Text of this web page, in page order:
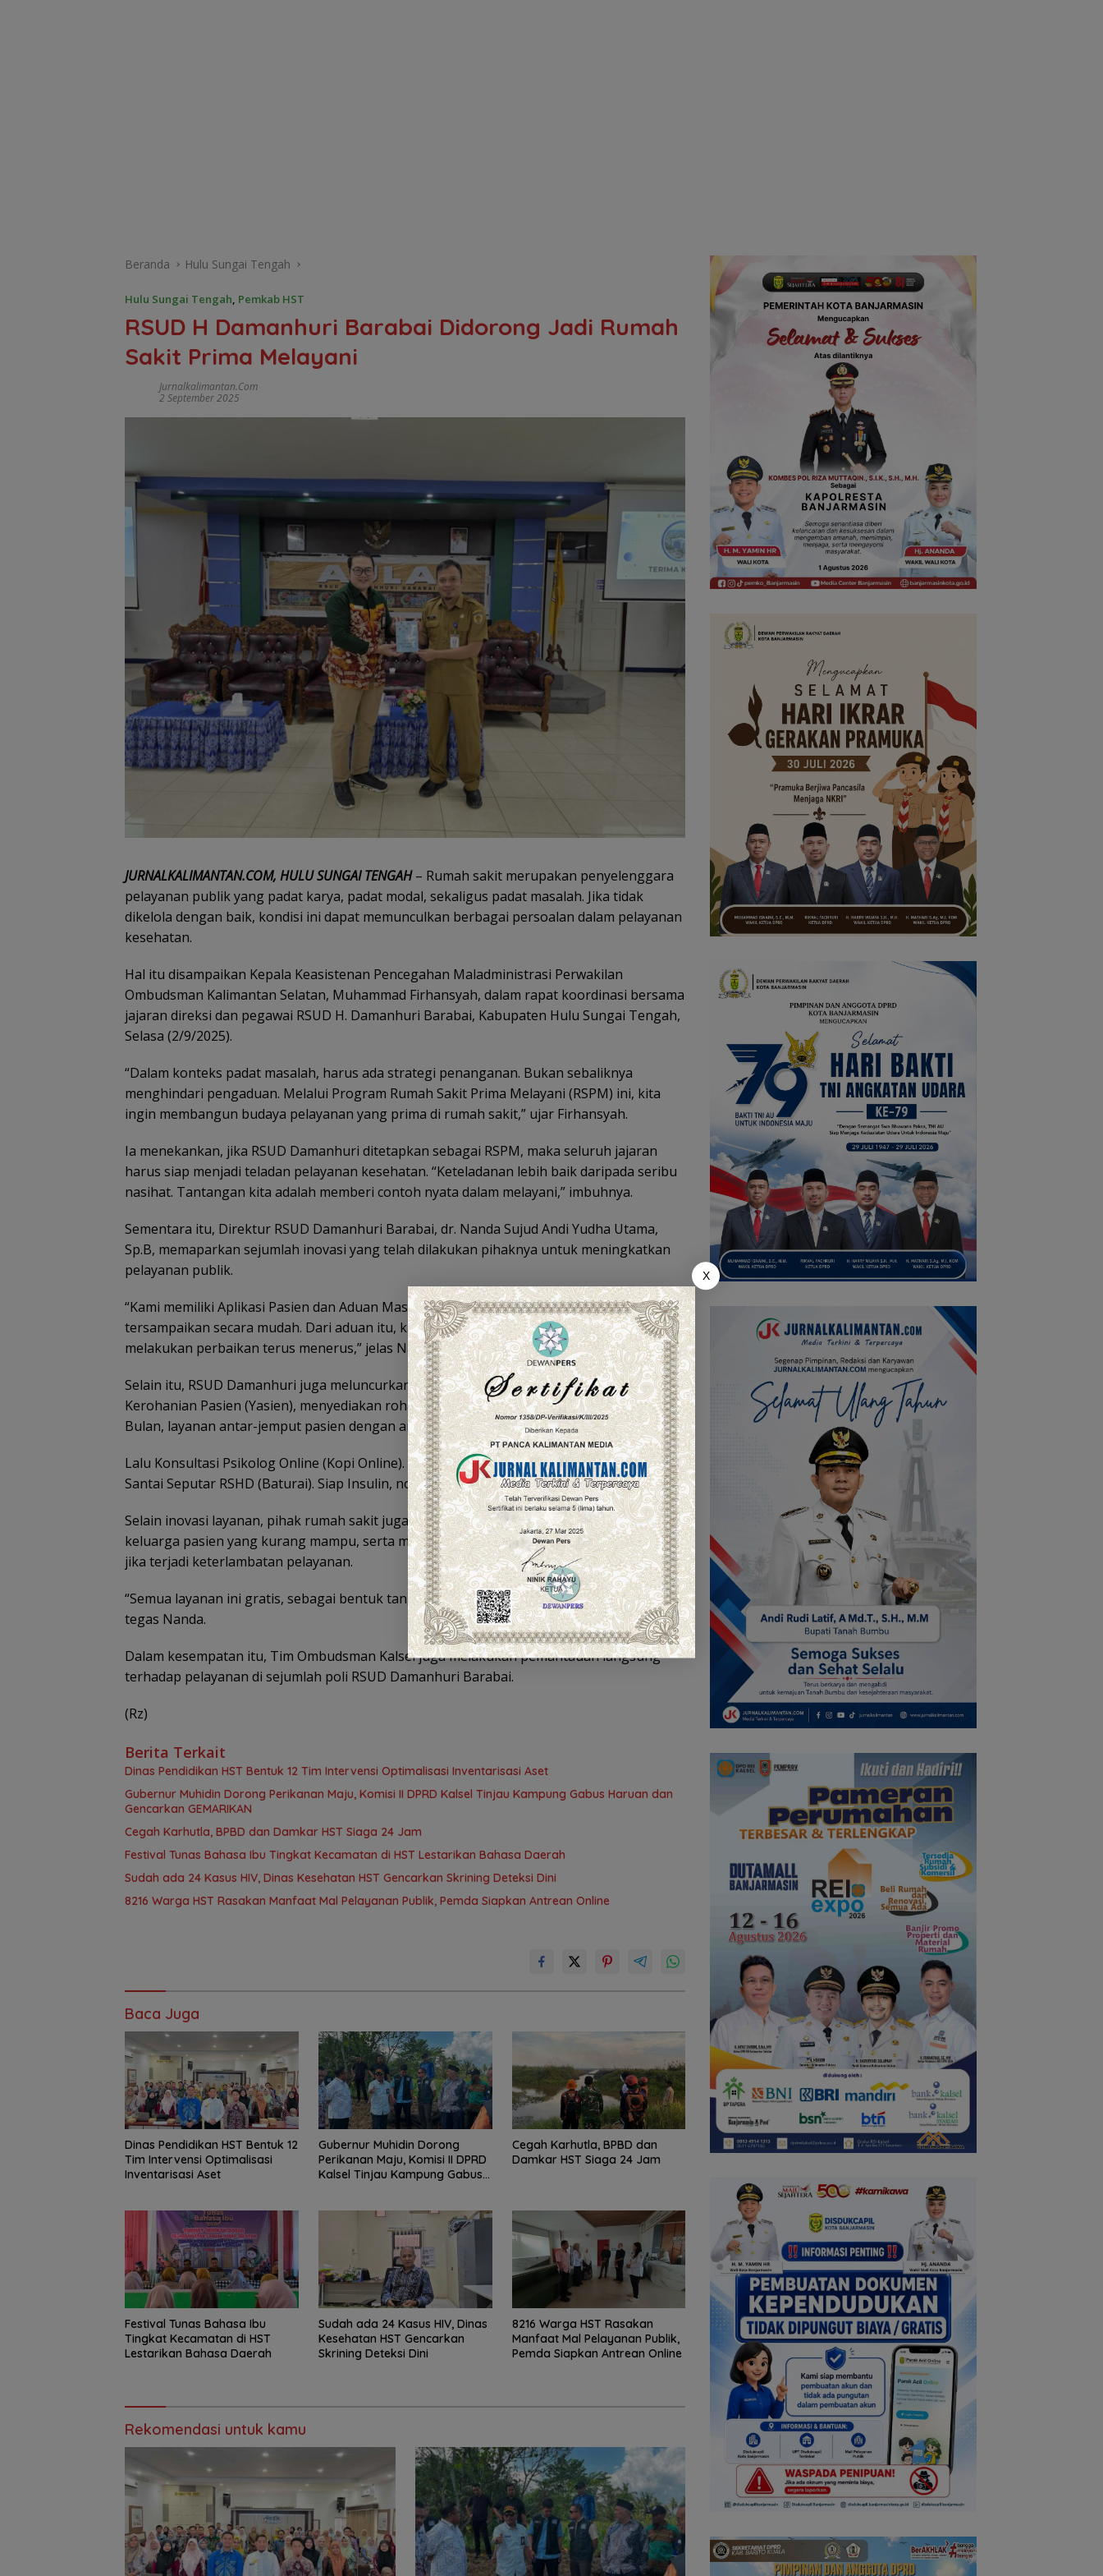
Beranda Hulu Sungai Tengah
Hulu Sungai Tengah, Pemkab HST
RSUD H Damanhuri Barabai Didorong Jadi Rumah
Sakit Prima Melayani
Jurnalkalimantan.com
2 September 2025
JURNALKALIMANTAN.COM, HULU SUNGAI TENGAH– Rumah sakit merupakan penyelenggara
pelayanan publik yang padat karya, padat modal, sekaligus padat masalah. Jika tidak
dikelola dengan baik, kondisi ini dapat memunculkan berbagai persoalan dalam pelayanan
kesehatan.
Hal itu disampaikan Kepala Keasistenan Pencegahan Maladministrasi Perwakilan
Ombudsman Kalimantan Selatan, Muhammad Firhansyah, dalam rapat koordinasi bersama
jajaran direksi dan pegawai RSUD H. Damanhuri Barabai, Kabupaten Hulu Sungai Tengah,
Selasa (2/9/2025).
“Dalam konteks padat masalah, harus ada strategi penanganan. Bukan sebaliknya
menghindari pengaduan. Melalui Program Rumah Sakit Prima Melayani (RSPM) ini, kita
ingin membangun budaya pelayanan yang prima di rumah sakit,” ujar Firhansyah.
Ia menekankan, jika RSUD Damanhuri ditetapkan sebagai RSPM, maka seluruh jajaran
harus siap menjadi teladan pelayanan kesehatan. “Keteladanan lebih baik daripada seribu
nasihat. Tantangan kita adalah memberi contoh nyata dalam melayani,” imbuhnya.
Sementara itu, Direktur RSUD Damanhuri Barabai, dr. Nanda Sujud Andi Yudha Utama,
Sp.B, memaparkan sejumlah inovasi yang telah dilakukan pihaknya untuk meningkatkan
pelayanan publik.
“Kami memiliki Aplikasi Pasien dan Aduan Masyarakat (Apam) agar pengaduan bisa
tersampaikan secara mudah. Dari aduan itu, kami bisa mengetahui kekurangan dan
melakukan perbaikan terus menerus,” jelas Nanda.
Selain itu, RSUD Damanhuri juga meluncurkan berbagai program, seperti Pelayanan
Kerohanian Pasien (Yasien), menyediakan rohaniawan bagi pasien yang dirawat, Tarang
Bulan, layanan antar-jemput pasien dengan ambulans.
Lalu Konsultasi Psikolog Online (Kopi Online). Bank Sampah RSHD (Basah RSHD), Bincang
Santai Seputar RSHD (Baturai). Siap Insulin, notifikasi pengingat penggunaan insulin.
Selain inovasi layanan, pihak rumah sakit juga memberikan makanan tambahan bagi
keluarga pasien yang kurang mampu, serta mengantar obat langsung ke rumah pasien
jika terjadi keterlambatan pelayanan.
“Semua layanan ini gratis, sebagai bentuk tanggung jawab kami kepada masyarakat,”
tegas Nanda.
Dalam kesempatan itu, Tim Ombudsman Kalsel juga melakukan pemantauan langsung
terhadap pelayanan di sejumlah poli RSUD Damanhuri Barabai.
(Rz)
Berita Terkait
Dinas Pendidikan HST Bentuk 12 Tim Intervensi Optimalisasi Inventarisasi Aset
Gubernur Muhidin Dorong Perikanan Maju, Komisi II DPRD Kalsel Tinjau Kampung Gabus Haruan dan
Gencarkan GEMARIKAN
Cegah Karhutla, BPBD dan Damkar HST Siaga 24 Jam
Festival Tunas Bahasa Ibu Tingkat Kecamatan di HST Lestarikan Bahasa Daerah
Sudah ada 24 Kasus HIV, Dinas Kesehatan HST Gencarkan Skrining Deteksi Dini
8216 Warga HST Rasakan Manfaat Mal Pelayanan Publik, Pemda Siapkan Antrean Online
Baca Juga
Dinas Pendidikan HST Bentuk 12
Tim Intervensi Optimalisasi
Inventarisasi Aset
Gubernur Muhidin Dorong
Perikanan Maju, Komisi II DPRD
Kalsel Tinjau Kampung Gabus
Cegah Karhutla, BPBD dan
Damkar HST Siaga 24 Jam
Festival Tunas Bahasa Ibu
Tingkat Kecamatan di HST
Lestarikan Bahasa Daerah
Sudah ada 24 Kasus HIV, Dinas
Kesehatan HST Gencarkan
Skrining Deteksi Dini
8216 Warga HST Rasakan
Manfaat Mal Pelayanan Publik,
Pemda Siapkan Antrean Online
Rekomendasi untuk kamu
X